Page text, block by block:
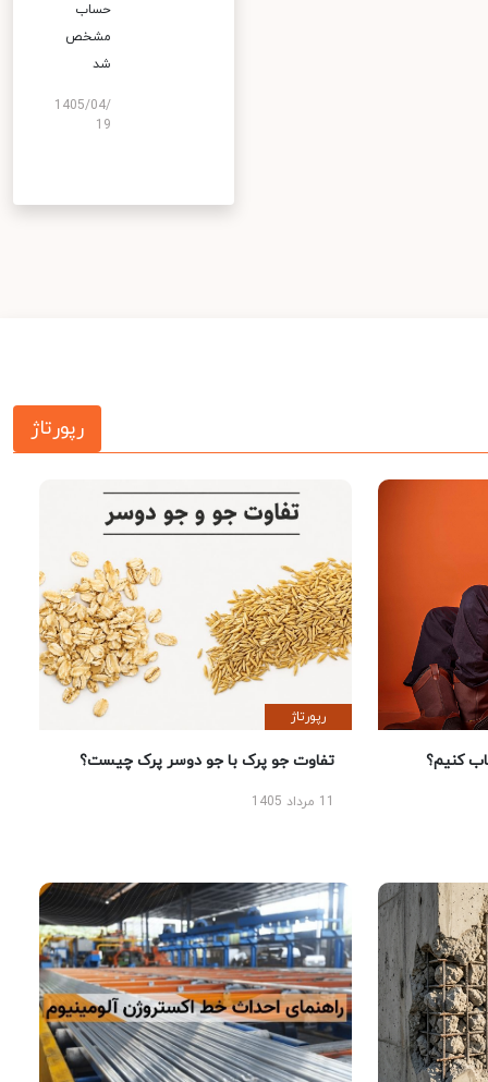
حساب
مشخص
شد
1405/04/
19
رپورتاژ
کنیم؟
رپورتاژ
تفاوت جو پرک با جو دوسر پرک چیست؟